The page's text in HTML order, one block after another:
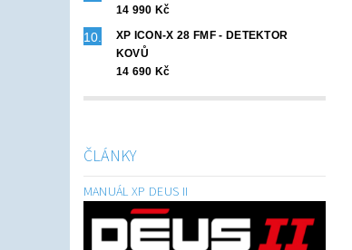
14 990 Kč
XP ICON-X 28 FMF - DETEKTOR
KOVŮ
14 690 Kč
ČLÁNKY
MANUÁL XP DEUS II